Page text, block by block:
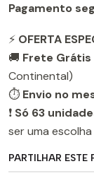
Pagamento
⚡ OFERTA
🚚 Frete Grátis
Continental)
⏱️ Envio no
❗ Só 63
ser uma
PARTILHAR ESTE